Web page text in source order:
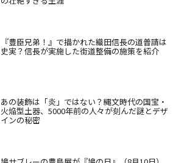
『豊臣兄弟！』で描かれた織田信長の道普請は
史実？信長が実施した街道整備の施策を紹介
あの装飾は「炎」ではない？縄文時代の国宝・
火焔型土器、5000年前の人々が刻んだ謎とデザ
インの秘密